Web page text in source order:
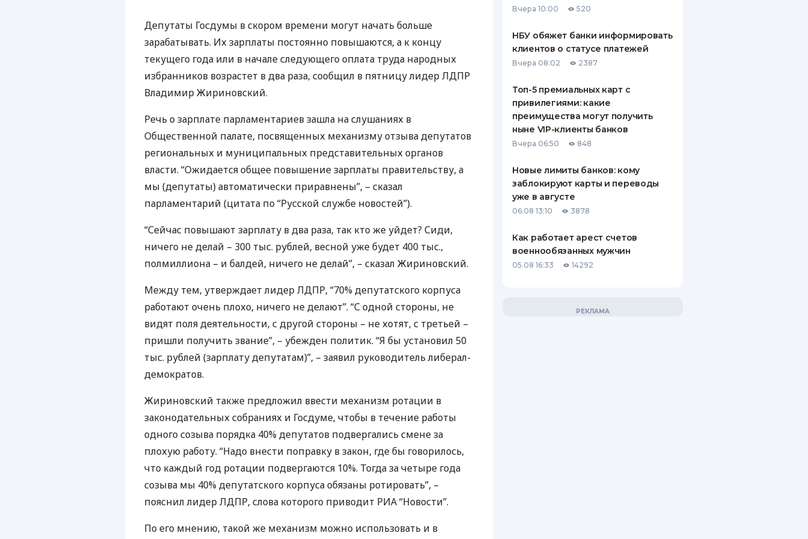
КЕШБЭКА
БАНКОВСКИМ КАРТАМ
СТРАХОВАНИЮ
ВСЕ СТРАХОВЫЕ ПОЛИСЫ
ОТЗЫВЫ О СТРАХОВЫХ
КОМПАНИЯХ
Депутаты Госдумы в скором времени могут начать больше
зарабатывать. Их зарплаты постоянно повышаются, а к концу
текущего года или в начале следующего оплата труда народных
избранников возрастет в два раза, сообщил в пятницу лидерЛДПР
Владимир Жириновский.
Речь о зарплате парламентариев зашла на слушаниях в
Общественной палате, посвященных механизму отзыва депутатов
региональных и муниципальных представительных органов
власти. “Ожидается общее повышение зарплаты правительству, а
мы (депутаты) автоматически приравнены”, – сказал
парламентарий (цитата по “Русской службе новостей”).
“Сейчас повышают зарплату в два раза, так кто же уйдет? Сиди,
ничего не делай – 300 тыс. рублей, весной уже будет 400 тыс.,
полмиллиона – и балдей, ничего не делай”, – сказал Жириновский.
Между тем, утверждает лидерЛДПР, “70% депутатского корпуса
работают очень плохо, ничего не делают”. “С одной стороны, не
видят поля деятельности, с другой стороны – не хотят, с третьей –
пришли получить звание”, – убежден политик. “Я бы установил 50
тыс. рублей (зарплату депутатам)”, – заявил руководитель либерал-
демократов.
Жириновский также предложил ввести механизм ротации в
законодательных собраниях и Госдуме, чтобы в течение работы
одного созыва порядка 40% депутатов подвергались смене за
плохую работу. “Надо внести поправку в закон, где бы говорилось,
что каждый год ротации подвергаются 10%. Тогда за четыре года
созыва мы 40% депутатского корпуса обязаны ротировать”, –
пояснил лидерЛДПР, слова которого приводит РИА“Новости”.
По его мнению, такой же механизм можно использовать и в
Вчера 10:00 520
НБУ обяжет банки информировать
клиентов о статусе платежей
Вчера 08:02 2387
Топ-5 премиальных карт с
привилегиями: какие
преимущества могут получить
ныне VIP-клиенты банков
Вчера 06:50 848
Новые лимиты банков: кому
заблокируют карты и переводы
уже в августе
06.08 13:10 3878
Как работает арест счетов
военнообязанных мужчин
05.08 16:33 14292